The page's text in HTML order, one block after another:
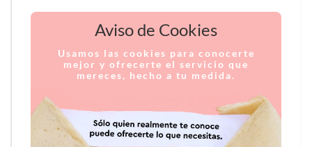
Aviso de Cookies
Usamos las cookies para conocerte
mejor y ofrecerte el servicio que
mereces, hecho a tu medida.